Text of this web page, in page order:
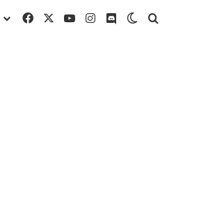
FacebookYouTubeInstagram
DiscordSwitch skin